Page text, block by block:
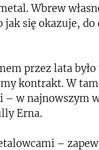
Wbrew
jak się okazuje,
przez lata
kontrakt. W
w najnowszym
Erna.
–